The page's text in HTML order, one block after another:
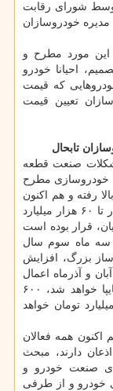
شورای رقابت
مدیره خودروسازان
این مورد مطرح و
احیانا خودرو
که قیمت
تعیین قیمت
صنعت قطعه
خودروسازی مطرح
رفته و هم اکنون
زیان انباشته هر دو خودروساز به بالغ بر ۵۰ هزار تا ۶۰ هزار میلیارد
قرار بوده است
سه ماه سوم سال
بزرگ، افزایش
و آذرماه اعمال
خواهد شد. زیانی که بابت این مورد نصیب سایپا خواهد شد، ۶۰۰
تومان و برای ایران خودرو حدود ۸۰۰ میلیارد تومان خواهد
همه فعالان
دارند، مبحث
صنعت خودرو و
خودرو و از طرفی